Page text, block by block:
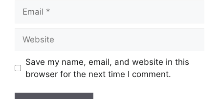
Save my name, email, and website in this
browser for the next time I comment.